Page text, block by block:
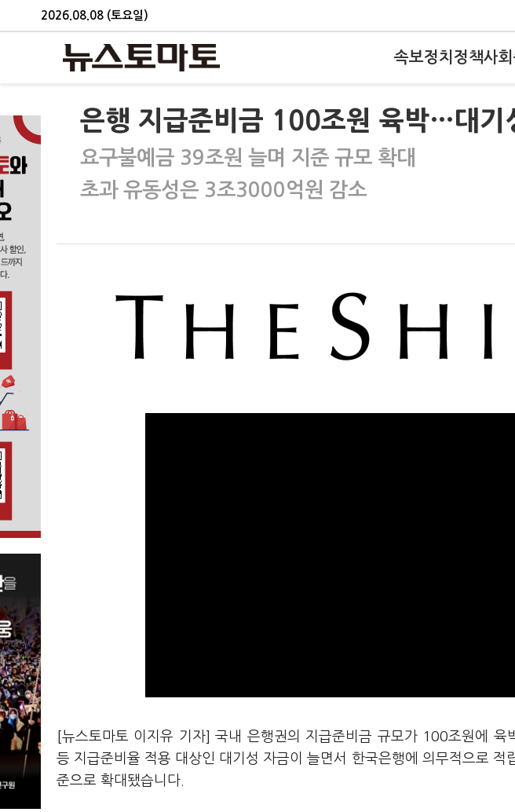
2026.08.08 (토요일)
속보정치 정책사회
은행 지급준비금 100조원 육박…대기
요구불예금 39조원 늘며 지준 규모 확대
초과 유동성은 3조3000억원 감소
[뉴스토마토 이지유 기자] 국내 은행권의 지급준비금 규모가 100조원에 육
등 지급준비율 적용 대상인 대기성 자금이 늘면서 한국은행에 의무적으로 적
준으로 확대됐습니다.